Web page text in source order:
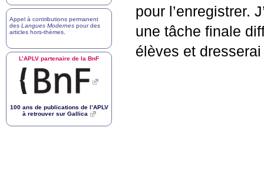
pour l’enregistrer.
une tâche finale
élèves et
Appel à contributions permanent
des Langues Modernes pour des
articles hors-thèmes
L’APLV partenaire de la BnF
100 ans de publications de l’APLV
à retrouver sur Gallica